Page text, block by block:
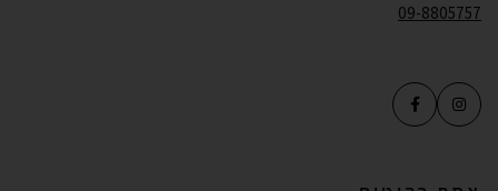
09-8805757